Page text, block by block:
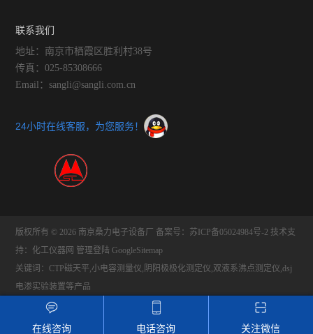
联系我们
地址：南京市栖霞区胜利村38号
传真：025-85308666
Email：sangli@sangli.com.cn
24小时在线客服，为您服务！
版权所有 © 2026 南京桑力电子设备厂 备案号：苏ICP备05024984号-2 技术支
持： 化工仪器网 管理登陆 GoogleSitemap
关键词：CTP磁天平,小电容测量仪,阴阳极极化测定仪,双液系沸点测定仪,dsj
电渗实验装置等产品
在线咨询 电话咨询 关注微信